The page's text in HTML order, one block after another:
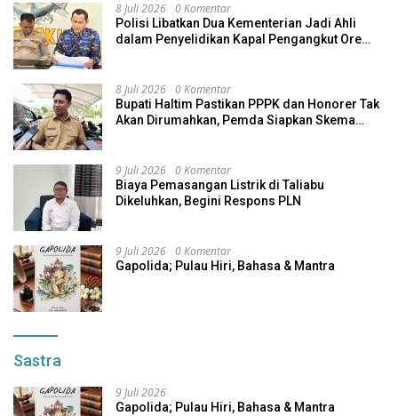
8 Juli 2026 0 Komentar
Polisi Libatkan Dua Kementerian Jadi Ahli
dalam Penyelidikan Kapal Pengangkut Ore
8 Juli 2026 0 Komentar
Bupati Haltim Pastikan PPPK dan Honorer Tak
Akan Dirumahkan, Pemda Siapkan Skema
9 Juli 2026 0 Komentar
Biaya Pemasangan Listrik di Taliabu
Dikeluhkan, Begini Respons PLN
9 Juli 2026 0 Komentar
Gapolida; Pulau Hiri, Bahasa & Mantra
Sastra
9 Juli 2026
Gapolida; Pulau Hiri, Bahasa & Mantra